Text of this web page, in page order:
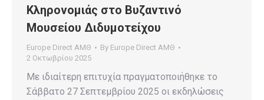
Κληρονομιάς στο Βυζαντινό
Μουσείου Διδυμοτείχου
Europe Direct ΑΜΘ By Europe Direct ΑΜΘ
2 Οκτωβρίου 2025
Με ιδιαίτερη επιτυχία πραγματοποιήθηκε το
Σάββατο 27 Σεπτεμβρίου 2025 οι εκδηλώσεις